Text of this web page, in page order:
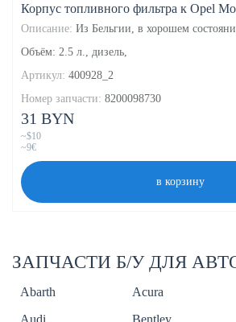
Корпус топливного фильтра к Opel
Описание: Из Бельгии, в хорошем
Объём: 2.5 л., дизель,
Артикул: 400928_2
Номер запчасти: 8200098730
31 BYN
~$10
~9€
в корзину
ЗАПЧАСТИ Б/У ДЛЯ
Abarth Acura
Audi
Bentley